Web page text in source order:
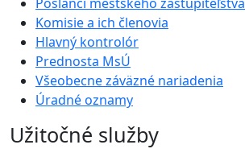
Poslanci mestského zastupiteľstva
Komisie a ich členovia
Hlavný kontrolór
Prednosta MsÚ
Všeobecne záväzné nariadenia
Úradné oznamy
Užitočné služby